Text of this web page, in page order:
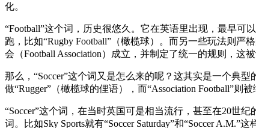
化。
“Football”这个词，历史很悠久。它在英语里出现，最早
跑，比如“Rugby Football”（橄榄球）。而另一些玩法则严
会（Football Association）成立，并制定了统一的规则，这
那么，“Soccer”这个词又是怎么来的呢？这其实是一个典
做“Rugger”（橄榄球的俚语），而“Association Football”则
“Soccer”这个词，在当时英国可是相当流行，甚至在20世
词。比如Sky Sports就有“Soccer Saturday”和“Soccer A.M.”这